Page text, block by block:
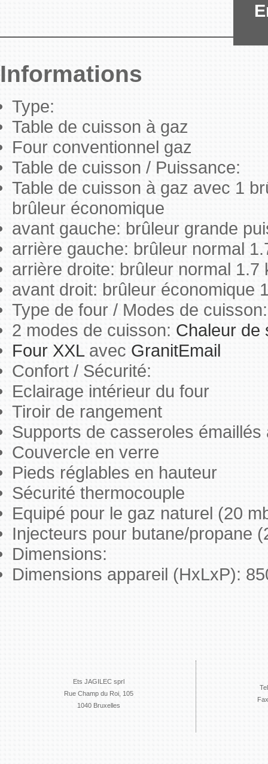
Informations
Type:
Table de cuisson à gaz
Four conventionnel gaz
Table de cuisson / Puissance:
Table de cuisson à gaz avec 1
brûleur économique
avant gauche: brûleur grande
arrière gauche: brûleur normal
arrière droite: brûleur normal 1.7
avant droit: brûleur économique
Type de four / Modes de cuisson:
2 modes de cuisson: Chaleur de
Four XXLavec GranitEmail
Confort / Sécurité:
Eclairage intérieur du four
Tiroir de rangement
Supports de casseroles
Couvercle en verre
Pieds réglables en hauteur
Sécurité thermocouple
Equipé pour le gaz naturel (20
Injecteurs pour butane/propane
Dimensions:
Dimensions appareil (HxLxP):
Ets JAGILEC sprl
Rue Champ du Roi, 105
1040 Bruxelles